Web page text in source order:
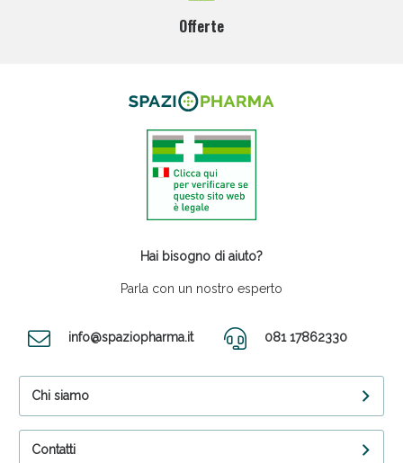
Offerte
Hai bisogno di aiuto?
Parla con un nostro esperto
info@spaziopharma.it 081 17862330
Chi siamo
Contatti